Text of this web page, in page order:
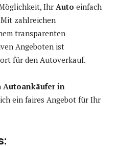
Ihr Auto einfach
Mit zahlreichen
transparenten
Angeboten ist
für den Autoverkauf.
Autoankäufer in
ein faires Angebot für Ihr